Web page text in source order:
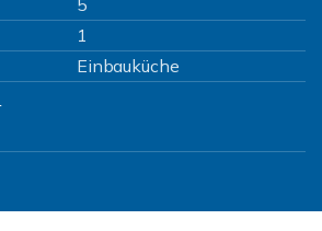
5
1
Einbauküche